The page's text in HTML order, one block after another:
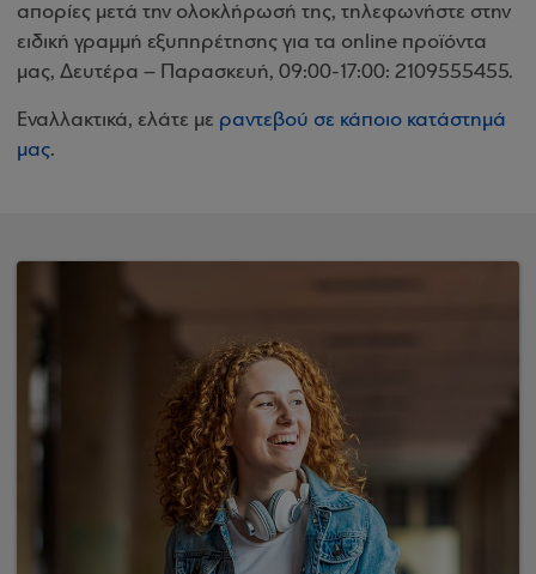
απορίες μετά την ολοκλήρωσή της, τηλεφωνήστε στην
ειδική γραμμή εξυπηρέτησης για τα online προϊόντα
μας, Δευτέρα – Παρασκευή, 09:00-17:00: 2109555455.
Εναλλακτικά, ελάτε με ραντεβού σε κάποιο κατάστημά
μας.